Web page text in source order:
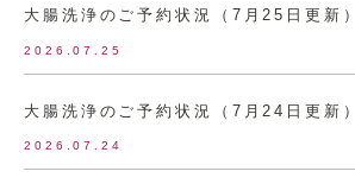
大腸洗浄のご予約状況（7月25日更新）
2026.07.25
大腸洗浄のご予約状況（7月24日更新）
2026.07.24